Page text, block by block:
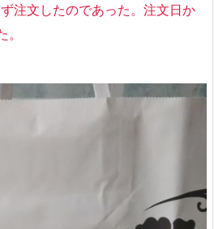
注文したのであった。 注文日か
。